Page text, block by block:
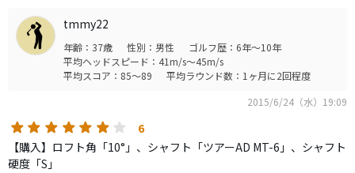
3wでティーショットすればいいと言われればそれで終わり
ですが、フェースの厚さから来るミスヒットの許容性を考
えるとこういったクラブが俄然優しいと思われます。
十分あるためバックスピンもそれなりに入り、落ち着いた
弾道で曲がり少なく楽にフェアウェイキープ出来そうで
す。
tmmy22
年齢：37歳 性別：男性
ゴルフ歴：6年～10年
平均ヘッドスピード：41m/s～45m/s
平均スコア：85～89
平均ラウンド数：1ヶ月に2回程度
2015/6/24（水）19:09
6
【購入】ロフト角「10°」、シャフト「ツアーAD MT-6」、シャフト
硬度「S」